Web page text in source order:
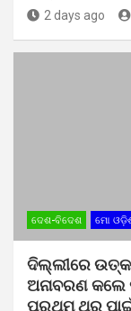
2 days ago
ଦେଶ-ବିଦେଶ ମୋ
ଦିଲ୍ଲୀରେ
ଅନାବରଣ କଲେ
ପ୍ରଥମ ଥର